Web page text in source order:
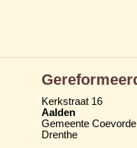
Kerkstraat 16
Aalden
Gemeente
Drenthe